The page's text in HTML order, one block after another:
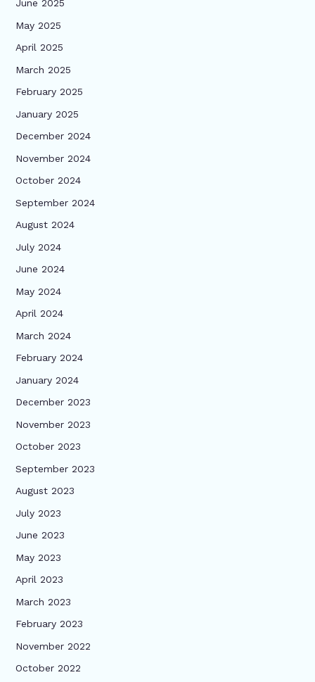
June 2025
May 2025
April 2025
March 2025
February 2025
January 2025
December 2024
November 2024
October 2024
September 2024
August 2024
July 2024
June 2024
May 2024
April 2024
March 2024
February 2024
January 2024
December 2023
November 2023
October 2023
September 2023
August 2023
July 2023
June 2023
May 2023
April 2023
March 2023
February 2023
November 2022
October 2022